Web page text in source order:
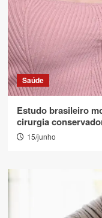
Saúde
Estudo brasileiro
cirurgia
15/junho